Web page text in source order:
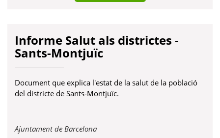
Informe Salut als districtes -
Sants-Montjuïc
Document que explica l'estat de la salut de la població
del districte de Sants-Montjuïc.
Ajuntament de BarcelonaObre